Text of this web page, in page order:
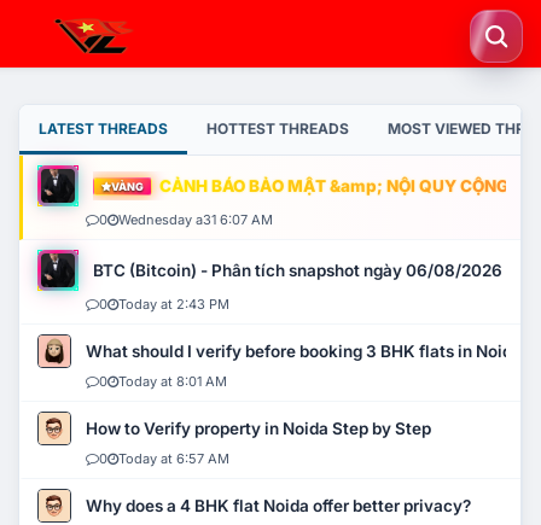
LATEST THREADS HOTTEST THREADS MOST VIEWED
VÀNG CẢNH BÁO BẢO MẬT &amp; NỘI QUY CỘNG
0 Wednesday a31 6:07 AM
BTC (Bitcoin) - Phân tích snapshot ngày 06/08/2026
0 Today at 2:43 PM
What should I verify before booking 3 BHK flats in Noida?
0 Today at 8:01 AM
How to Verify property in Noida Step by Step
0 Today at 6:57 AM
Why does a 4 BHK flat Noida offer better privacy?